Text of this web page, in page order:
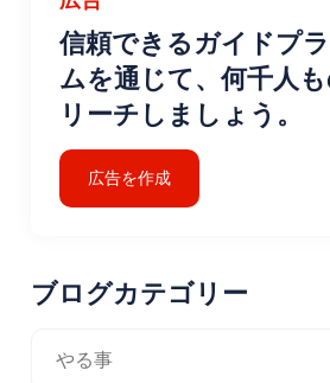
信頼できるガイドプ
ムを通じて、何千人
リーチしましょう。
広告を作成
ブログカテゴリー
やる事